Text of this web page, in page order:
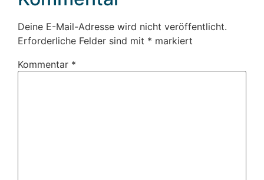
Deine E-Mail-Adresse wird nicht veröffentlicht.
Erforderliche Felder sind mit * markiert
Kommentar *